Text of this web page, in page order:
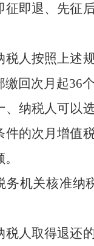
征即退、先征
按照上述规
缴回次月起36
税人可以选
件的次月增值
关核准纳税
取得退还的